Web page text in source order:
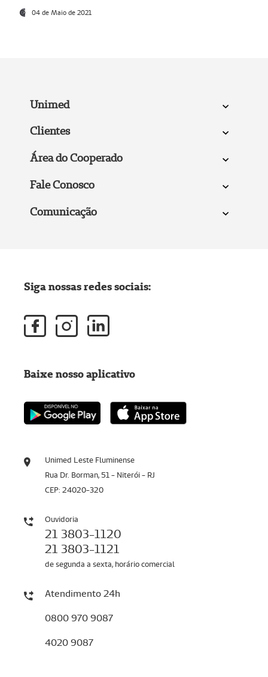
04 de Maio de 2021
Unimed
Clientes
Área do Cooperado
Fale Conosco
Comunicação
Unimed Leste Fluminense
Rua Dr. Borman, 51 - Niterói - RJ
CEP: 24020-320
Ouvidoria
21 3803-1120
21 3803-1121
de segunda a sexta, horário comercial
Atendimento 24h
0800 970 9087
4020 9087
Siga nossas redes sociais:
Baixe nosso aplicativo